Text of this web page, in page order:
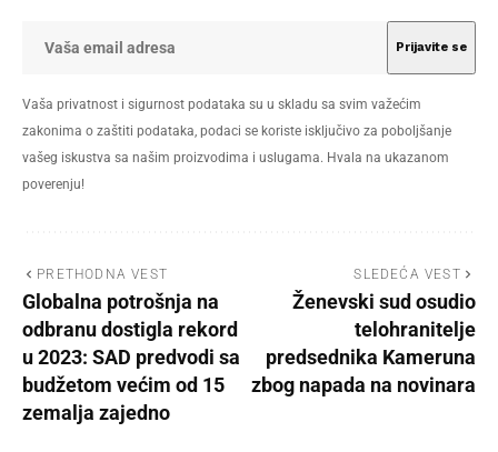
Vaša privatnost i sigurnost podataka su u skladu sa svim važećim
zakonima o zaštiti podataka, podaci se koriste isključivo za poboljšanje
vašeg iskustva sa našim proizvodima i uslugama. Hvala na ukazanom
poverenju!
PRETHODNA VEST
Globalna potrošnja na
odbranu dostigla rekord
u 2023: SAD predvodi sa
budžetom većim od 15
zemalja zajedno
SLEDEĆA VEST
Ženevski sud osudio
telohranitelje
predsednika Kameruna
zbog napada na novinara